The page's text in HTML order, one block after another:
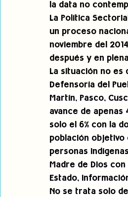
la data no
La Política
un proceso
noviembre del
después y en
La situación no es
Defensoría del
Martín, Pasco,
avance de apenas
solo el 6% con la
población objetivo
personas
Madre de Dios
Estado,
No se trata solo del